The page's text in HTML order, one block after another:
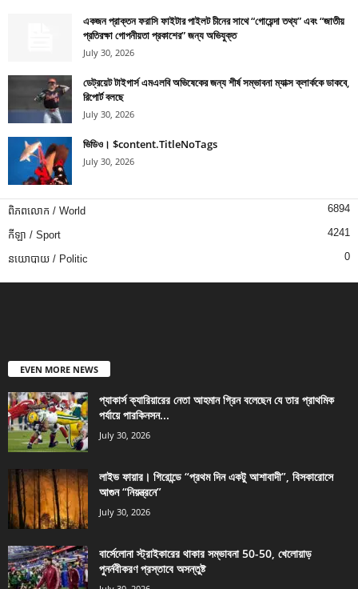
একজন প্রাক্তন ফরাসি ফাইটার পাইলট চীনের সাথে “গোয়েন্দা তথ্য” এবং “জাতীয়
প্রতিরক্ষা গোপনীয়তা প্রকাশের” জন্য অভিযুক্ত
July 30, 2026
ডেট্রয়েট টাইগার্স এমএলবি অভিষেকের জন্য শীর্ষ সম্ভাবনা ম্যাক্স ক্লার্ককে ডাকবে,
রিপোর্ট বলছে
July 30, 2026
ভিডিও। $content.TitleNoTags
July 30, 2026
ពិភពលោក / World 6894
កីឡា / Sport 4241
នយោបាយ / Politic 0
EVEN MORE NEWS
প্যাকার্স ক্যারিয়ারের নেতা আহমান গ্রিন বলেছেন যে তার প্রাথমিক
পর্যায়ে পারকিনসন...
July 30, 2026
লাইভ ফায়ার। গিরোন্ডে “প্রথম দিন একটু আশাবাদী”, বিসকারোসে
আগুন “নিয়ন্ত্রনে”
July 30, 2026
বার্সেলোনা স্ট্রাইকারের থাকার সম্ভাবনা 50-50, খেলোয়াড়
পুনর্নবীকরণ প্রস্তাবে অসন্তুষ্ট